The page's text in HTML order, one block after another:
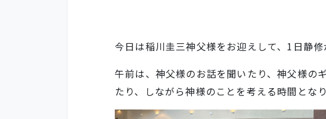
今日は稲川圭三神父様をお迎えして、1日静修
午前は、神父様のお話を聞いたり、神父様の
たり、しながら神様のことを考える時間となり